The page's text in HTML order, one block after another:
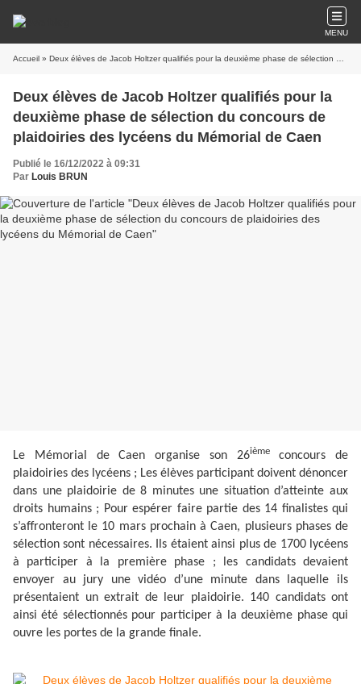
MENU
Accueil » Deux élèves de Jacob Holtzer qualifiés pour la deuxième phase de sélection du concours de plaidoiries des lycéens du Mémorial de Caen
Deux élèves de Jacob Holtzer qualifiés pour la
deuxième phase de sélection du concours de
plaidoiries des lycéens du Mémorial de Caen
Publié le 16/12/2022 à 09:31
Par Louis BRUN
Le Mémorial de Caen organise son 26ièmeconcours de
plaidoiries des lycéens ; Les élèves participant doivent dénoncer
dans une plaidoirie de 8 minutes une situation d’atteinte aux
droits humains ; Pour espérer faire partie des 14 finalistes qui
s’affronteront le 10 mars prochain à Caen, plusieurs phases de
sélection sont nécessaires. Ils étaient ainsi plus de 1700 lycéens
à participer à la première phase ; les candidats devaient
envoyer au jury une vidéo d’une minute dans laquelle ils
présentaient un extrait de leur plaidoirie. 140 candidats ont
ainsi été sélectionnés pour participer à la deuxième phase qui
ouvre les portes de la grande finale.